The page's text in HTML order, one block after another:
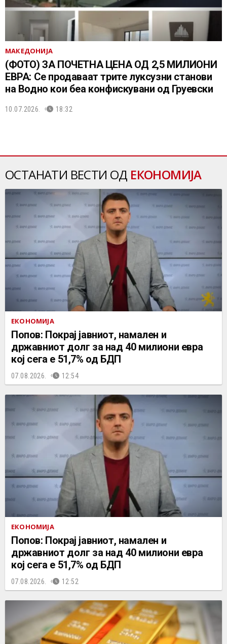
МАКЕДОНИЈА
(ФОТО) ЗА ПОЧЕТНА ЦЕНА ОД 2,5 МИЛИОНИ
ЕВРА: Се продаваат трите луксузни станови
на Водно кои беа конфискувани од Груевски
10.07.2026. 18:32
ОСТАНАТИ ВЕСТИ ОД ЕКОНОМИЈА
ЕКОНОМИЈА
Попов: Покрај јавниот, намален и
државниот долг за над 40 милиони евра
кој сега е 51,7% од БДП
07.08.2026. 12:54
ЕКОНОМИЈА
Попов: Покрај јавниот, намален и
државниот долг за над 40 милиони евра
кој сега е 51,7% од БДП
07.08.2026. 12:52